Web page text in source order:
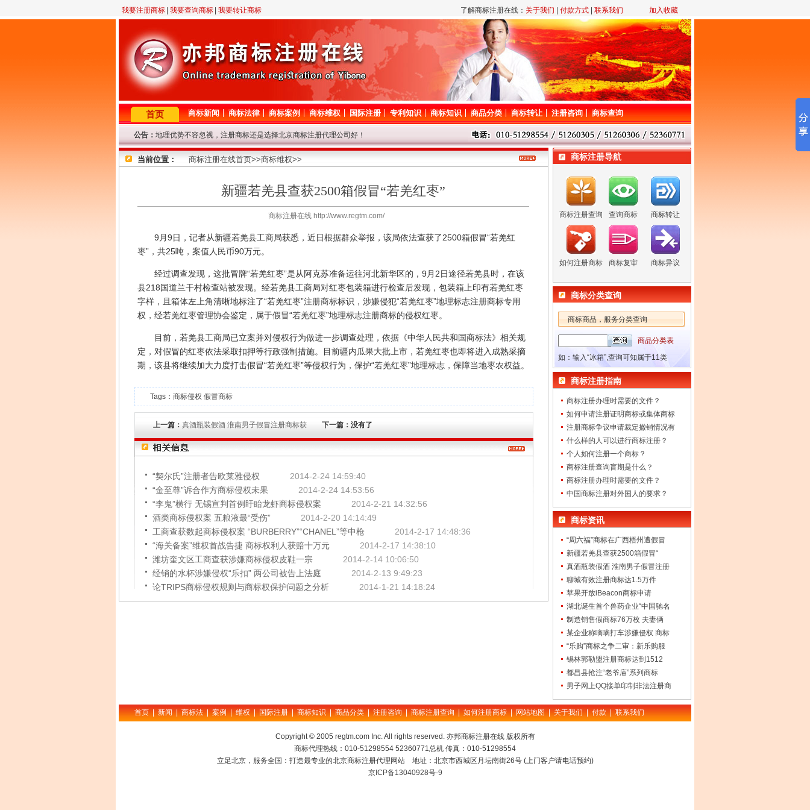
我要注册商标 我要查询商标 我要转让商标 了解商标注册在线： 关于我们 付款方式 联系我们 加入收藏
首页 商标新闻 商标法律 商标案例 商标维权 国际注册 专利知识 商标知识 商品分类 商标转让 注册咨询 商标查询
公告： 地理优势不容忽视，注册商标还是选择北京商标注册代理公司好！
2月23日晚11点至12点，机房线路调整，短暂影响对商标网的访问，请谅解！
因查询咨询量大，提交查询商标信息后请耐心等待，我们争取尽快查询！
8年商标代理资历，欢迎来电垂询！
因国庆节放假，9.29-10.7号商标局停办一切业务，着急的客户请从速！
当前位置： 商标注册在线首页>>商标维权>>
新疆若羌县查获2500箱假冒“若羌红枣”
商标注册在线 http://www.regtm.com/
9月9日，记者从新疆若羌县工商局获悉，近日根据群众举报，该局依法查获了2500箱假冒“若羌红
枣”，共25吨，案值人民币90万元。
经过调查发现，这批冒牌“若羌红枣”是从阿克苏准备运往河北新华区的，9月2日途径若羌县时，在该
县218国道兰干村检查站被发现。经若羌县工商局对红枣包装箱进行检查后发现，包装箱上印有若羌红枣
字样，且箱体左上角清晰地标注了“若羌红枣”注册商标标识，涉嫌侵犯“若羌红枣”地理标志注册商标专用
权，经若羌红枣管理协会鉴定，属于假冒“若羌红枣”地理标志注册商标的侵权红枣。
目前，若羌县工商局已立案并对侵权行为做进一步调查处理，依据《中华人民共和国商标法》相关规
定，对假冒的红枣依法采取扣押等行政强制措施。目前疆内瓜果大批上市，若羌红枣也即将进入成熟采摘
期，该县将继续加大力度打击假冒“若羌红枣”等侵权行为，保护“若羌红枣”地理标志，保障当地枣农权益。
Tags： 商标侵权 假冒商标
上一篇： 真酒瓶装假酒 淮南男子假冒注册商标获 下一篇：没有了
“契尔氏”注册者告欧莱雅侵权
2014-2-24 14:59:40
“金至尊”诉合作方商标侵权未果
2014-2-24 14:53:56
“李鬼”横行 无锡宣判首例盱眙龙虾商标侵权案
2014-2-21 14:32:56
酒类商标侵权案 五粮液最“受伤”
2014-2-20 14:14:49
工商查获数起商标侵权案 “BURBERRY”“CHANEL”等中枪
2014-2-17 14:48:36
“海关备案”维权首战告捷 商标权利人获赔十万元
2014-2-17 14:38:10
潍坊奎文区工商查获涉嫌商标侵权皮鞋一宗
2014-2-14 10:06:50
经销的水杯涉嫌侵权“乐扣” 两公司被告上法庭
2014-2-13 9:49:23
论TRIPS商标侵权规则与商标权保护问题之分析
2014-1-21 14:18:24
商标注册导航
商标注册查询 查询商标 商标转让
如何注册商标 商标复审 商标异议
商标分类查询
商标商品，服务分类查询
商品分类表
如：输入“冰箱”,查询可知属于11类
商标注册指南
商标注册办理时需要的文件？
如何申请注册证明商标或集体商标
注册商标争议申请裁定撤销情况有
什么样的人可以进行商标注册？
个人如何注册一个商标？
商标注册查询盲期是什么？
商标注册办理时需要的文件？
中国商标注册对外国人的要求？
商标资讯
“周六福”商标在广西梧州遭假冒
新疆若羌县查获2500箱假冒“
真酒瓶装假酒 淮南男子假冒注册
聊城有效注册商标达1.5万件
苹果开放iBeacon商标申请
湖北诞生首个兽药企业“中国驰名
制造销售假商标76万枚 夫妻俩
某企业称嘀嘀打车涉嫌侵权 商标
“乐购”商标之争二审：新乐购服
锡林郭勒盟注册商标达到1512
都昌县抢注“老爷庙”系列商标
男子网上QQ接单印制非法注册商
首页 | 新闻 | 商标法 | 案例 | 维权 | 国际注册 | 商标知识 | 商品分类 | 注册咨询 | 商标注册查询 | 如何注册商标 | 网站地图 | 关于我们 | 付款 | 联系我们
Copyright © 2005 regtm.com Inc. All rights reserved. 亦邦商标注册在线 版权所有
商标代理热线：010-51298554 52360771总机 传真：010-51298554
立足北京，服务全国：打造最专业的北京商标注册代理网站 地址：北京市西城区月坛南街26号 (上门客户请电话预约)
京ICP备13040928号-9